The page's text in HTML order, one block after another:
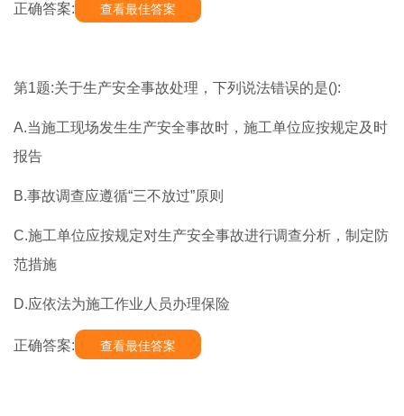
正确答案: 查看最佳答案
第1题:关于生产安全事故处理，下列说法错误的是():
A.当施工现场发生生产安全事故时，施工单位应按规定及时
报告
B.事故调查应遵循“三不放过”原则
C.施工单位应按规定对生产安全事故进行调查分析，制定防
范措施
D.应依法为施工作业人员办理保险
正确答案: 查看最佳答案